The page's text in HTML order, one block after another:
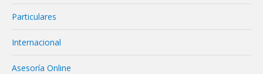
Particulares
Internacional
Asesoría Online